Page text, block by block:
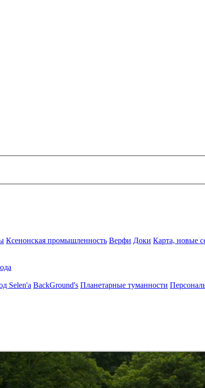
Ксенонская промышленность Верфи Доки Карта, новые
Selen'a BackGround's Планетарные туманности